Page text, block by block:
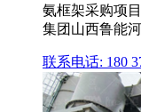
氨框架采购项
集团山西鲁能
联系电话: 180